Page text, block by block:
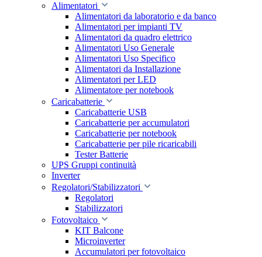
Alimentatori
Alimentatori da laboratorio e da banco
Alimentatori per impianti TV
Alimentatori da quadro elettrico
Alimentatori Uso Generale
Alimentatori Uso Specifico
Alimentatori da Installazione
Alimentatori per LED
Alimentatore per notebook
Caricabatterie
Caricabatterie USB
Caricabatterie per accumulatori
Caricabatterie per notebook
Caricabatterie per pile ricaricabili
Tester Batterie
UPS Gruppi continuità
Inverter
Regolatori/Stabilizzatori
Regolatori
Stabilizzatori
Fotovoltaico
KIT Balcone
Microinverter
Accumulatori per fotovoltaico